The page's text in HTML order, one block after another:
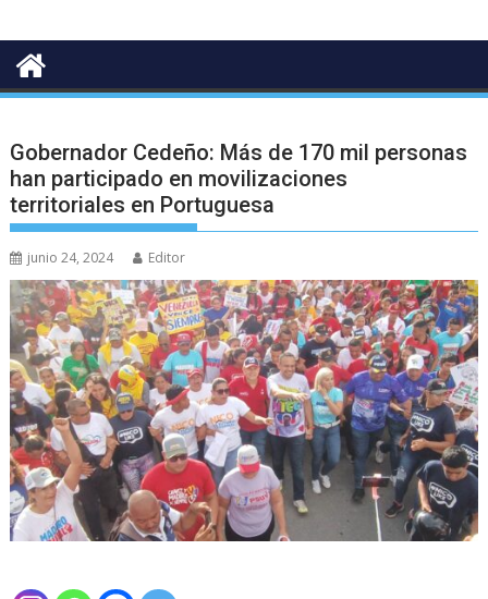
Gobernador Cedeño: Más de 170 mil personas
han participado en movilizaciones
territoriales en Portuguesa
junio 24, 2024 Editor